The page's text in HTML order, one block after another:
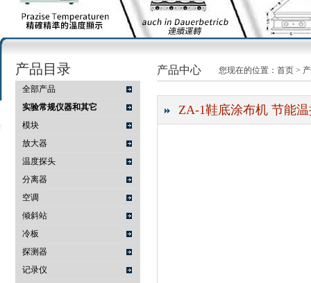
武汉提沃克科技有限公司
产品目录
全部产品
实验常规仪器和其它
模块
放大器
温度探头
分离器
空调
倾斜站
冷板
探测器
记录仪
产品中心 您现在的位置： 首页 >
ZA-1鞋底涂布机 节能温